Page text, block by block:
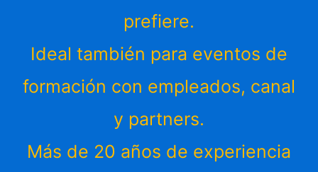
prefiere.
Ideal también para eventos de
formación con empleados, canal
y partners.
Más de 20 años de experiencia